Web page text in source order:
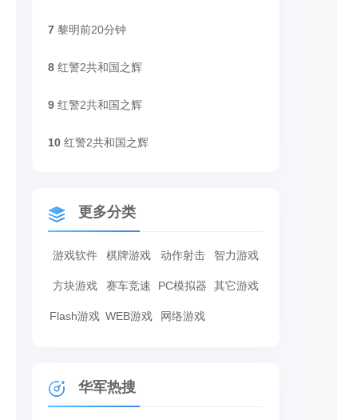
7 黎明前20分钟
8 红警2共和国之辉
9 红警2共和国之辉
10 红警2共和国之辉
更多分类
游戏软件 棋牌游戏 动作射击 智力游戏
方块游戏 赛车竞速 PC模拟器 其它游戏
Flash游戏 WEB游戏 网络游戏
华军热搜